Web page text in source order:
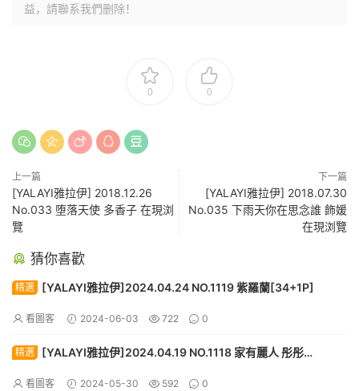
益，請聯系我們删除！
0 0
上一篇
[YALAYI雅拉伊] 2018.12.26
No.033 堕落天使 多香子 在現浏
覽
下一篇
[YALAYI雅拉伊] 2018.07.30
No.035 下雨天你在思念誰 飾媛
在現浏覽
猜你喜歡
精選 [YALAYI雅拉伊]2024.04.24 NO.1119 紫羅蘭[34+1P]
看圖客 2024-06-03 722 0
精選
[YALAYI雅拉伊]2024.04.19 NO.1118 家有麗人 彤彤
看圖客 2024-05-30 592 0